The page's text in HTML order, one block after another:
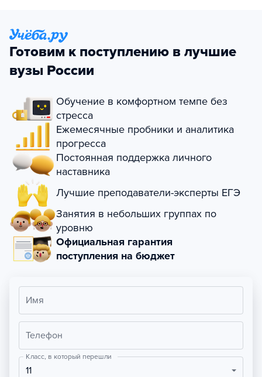
Готовим к поступлению в лучшие
вузы России
Обучение в комфортном темпе без
стресса
Ежемесячные пробники и аналитика
прогресса
Постоянная поддержка личного
наставника
Лучшие преподаватели-эксперты ЕГЭ
Занятия в небольших группах по
уровню
Официальная гарантия
поступления на бюджет
Имя
Телефон
Класс, в который перешли
11